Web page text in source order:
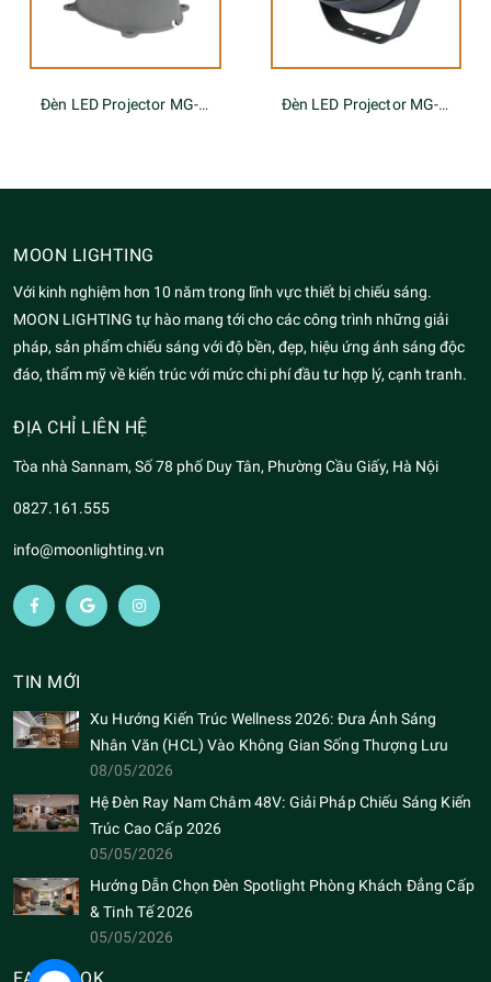
Đèn LED Projector MG-619A Đèn LED Projector MG-605A-220-48W
MOON LIGHTING
Với kinh nghiệm hơn 10 năm trong lĩnh vực thiết bị chiếu sáng.
MOON LIGHTING tự hào mang tới cho các công trình những giải
pháp, sản phẩm chiếu sáng với độ bền, đẹp, hiệu ứng ánh sáng độc
đáo, thẩm mỹ về kiến trúc với mức chi phí đầu tư hợp lý, cạnh tranh.
ĐỊA CHỈ LIÊN HỆ
Tòa nhà Sannam, Số 78 phố Duy Tân, Phường Cầu Giấy, Hà Nội
0827.161.555
info@moonlighting.vn
TIN MỚI
Xu Hướng Kiến Trúc Wellness 2026: Đưa Ánh Sáng
Nhân Văn (HCL) Vào Không Gian Sống Thượng Lưu
08/05/2026
Hệ Đèn Ray Nam Châm 48V: Giải Pháp Chiếu Sáng Kiến
Trúc Cao Cấp 2026
05/05/2026
Hướng Dẫn Chọn Đèn Spotlight Phòng Khách Đẳng Cấp
& Tinh Tế 2026
05/05/2026